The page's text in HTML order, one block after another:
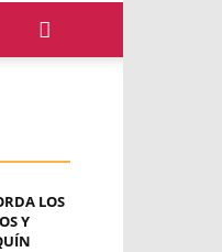
LOS
Y